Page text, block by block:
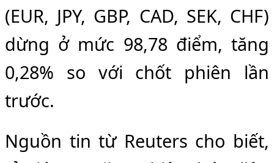
(EUR, JPY, GBP, CAD, SEK, CHF)
dừng ở mức 98,78 điểm, tăng
0,28% so với chốt phiên lần
trước.
Nguồn tin từ Reuters cho biết,